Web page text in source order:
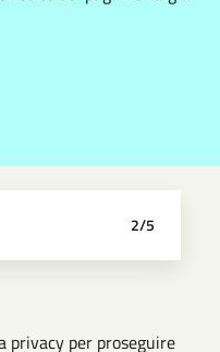
2/5
privacy per proseguire